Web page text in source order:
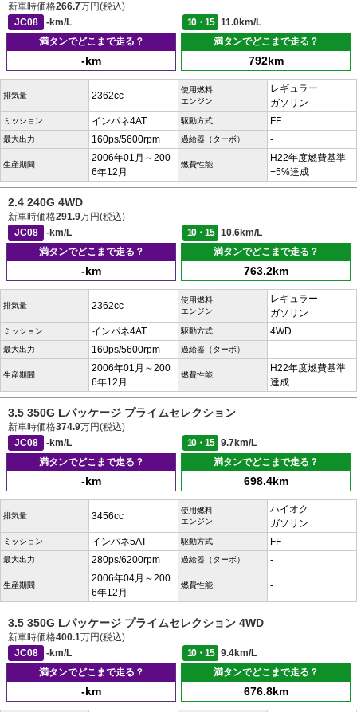
新車時価格266.7万円(税込)
JC08
-km/L 10・15
11.0km/L
満タンでどこまで走る？
-km
満タンでどこまで走る？
792km
排気量 2362cc
使用燃料
エンジン
レギュラー
ガソリン
ミッション インパネ4AT 駆動方式 FF
最大出力 160ps/5600rpm 過給器（ターボ） -
生産期間
2006年01月～200
6年12月
燃費性能
H22年度燃費基準
+5%達成
2.4 240G 4WD
新車時価格291.9万円(税込)
JC08
-km/L 10・15
10.6km/L
満タンでどこまで走る？
-km
満タンでどこまで走る？
763.2km
排気量 2362cc
使用燃料
エンジン
レギュラー
ガソリン
ミッション インパネ4AT 駆動方式 4WD
最大出力 160ps/5600rpm 過給器（ターボ） -
生産期間
2006年01月～200
6年12月
燃費性能
H22年度燃費基準
達成
3.5 350G Lパッケージ プライムセレクション
新車時価格374.9万円(税込)
JC08
-km/L 10・15
9.7km/L
満タンでどこまで走る？
-km
満タンでどこまで走る？
698.4km
排気量 3456cc
使用燃料
エンジン
ハイオク
ガソリン
ミッション インパネ5AT 駆動方式 FF
最大出力 280ps/6200rpm 過給器（ターボ） -
生産期間
2006年04月～200
6年12月
燃費性能 -
3.5 350G Lパッケージ プライムセレクション 4WD
新車時価格400.1万円(税込)
JC08
-km/L 10・15
9.4km/L
満タンでどこまで走る？
-km
満タンでどこまで走る？
676.8km